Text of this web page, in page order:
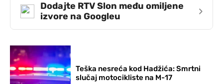
Dodajte RTV Slon među omiljene
izvore na Googleu
›
Teška nesreća kod Hadžića: Smrtni
slučaj motocikliste na M-17